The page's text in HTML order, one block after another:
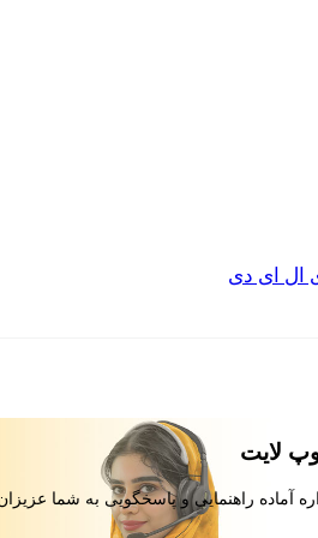
ال ای دی
لایت
آماده راهنمایی و پاسخگویی به شما